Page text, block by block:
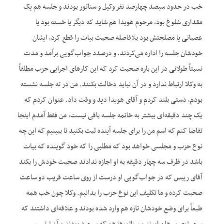
خب در حدود سیصد چهارصد نفر وکیل و سناتور بودند و جلسه هم یک
مقداری شلوغ بود، مرحوم هویدا هم شاید که دیگر یا خسته بود یا
عصبانی یا مصلحتش بود بلافاصله صحبت بیات را قطع کرد، ایشان
خودشان جلسه را اداره می‌کردند، و درصدد جواب‌گویی برآمد و مدت
نسبتاً طولانی در این باره صحبت کرد که این کار‌های اجرایی حزب مطلقاً
به وکلا ارتباط ندارد و در آن نباید دخالت بکنند. من در ته جلسه نشسته
بودم، دستی بلند کردم و آقای هویدا دید و وقت داد. عنوان کردم که
یک چند دقیقه‌ای بیشتر به خاتمه جلسه باقی نیست، من فقط آمدم اینجا
تقاضا کنم که اسم من را برای جلسه آینده ثبت بکنید تا ببینیم که این چه
نوع حزب و مجلسی خواهد بود که مطلبی را که خود گوینده که بیات
باشد در ظرف سه چهار دقیقه به او اجازه ندادند صحبت خودش را بکند
آقای رییس که در جواب‌گویی او درست از روی ساعت قریب دو ساعت
صحبت کرده و ما تکلیف این نوع حزب را بدانیم. وکلا چون خب همه
طبعاً برای وضع خودشان تازه هم وارد شده بودند و علاقه‌ای داشتند که